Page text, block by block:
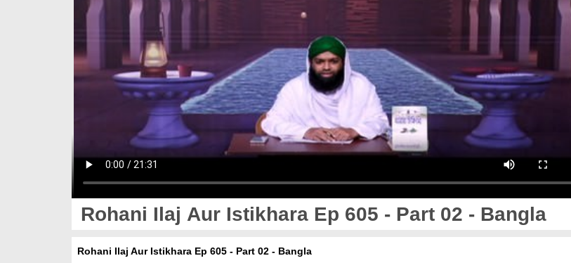
Rohani Ilaj Aur Istikhara Ep 605 - Part 02 - Bangla
Rohani Ilaj Aur Istikhara Ep 605 - Part 02 - Bangla